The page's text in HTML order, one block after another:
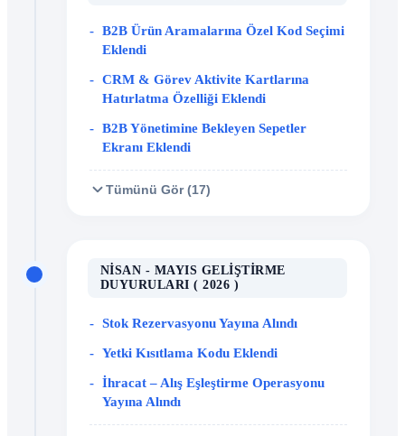
B2B Ürün Aramalarına Özel Kod Seçimi
Eklendi
CRM & Görev Aktivite Kartlarına
Hatırlatma Özelliği Eklendi
B2B Yönetimine Bekleyen Sepetler
Ekranı Eklendi
Tümünü Gör (17)
NISAN - MAYIS GELIŞTIRME
DUYURULARI ( 2026 )
Stok Rezervasyonu Yayına Alındı
Yetki Kısıtlama Kodu Eklendi
İhracat – Alış Eşleştirme Operasyonu
Yayına Alındı